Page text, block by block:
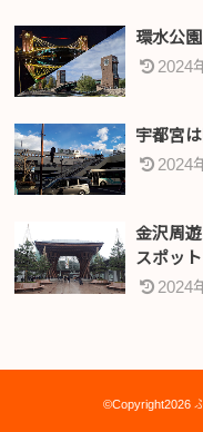
環水公
2024
宇都宮
2024
金沢周
スポット
2024
©Copyright2026